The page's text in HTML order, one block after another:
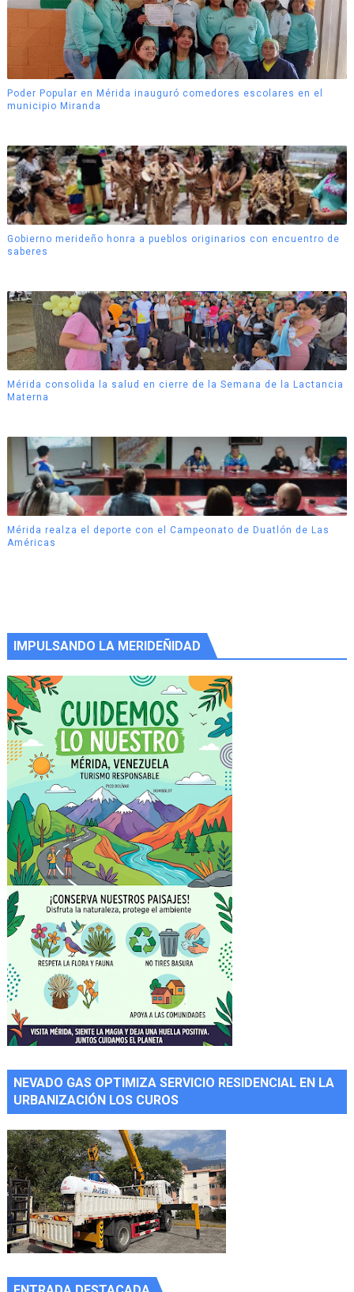
Poder Popular en Mérida inauguró comedores escolares en el
municipio Miranda
Gobierno merideño honra a pueblos originarios con encuentro de
saberes
Mérida consolida la salud en cierre de la Semana de la Lactancia
Materna
Mérida realza el deporte con el Campeonato de Duatlón de Las
Américas
IMPULSANDO LA MERIDEÑIDAD
NEVADO GAS OPTIMIZA SERVICIO RESIDENCIAL EN LA
URBANIZACIÓN LOS CUROS